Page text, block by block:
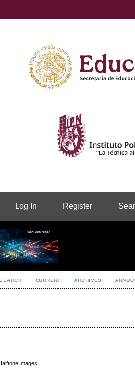
Log In Register
SEARCH CURRENT ARCHIVES
Images